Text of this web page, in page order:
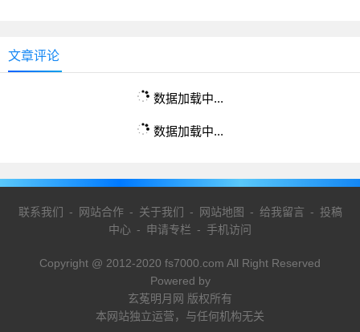
文章评论
数据加载中...
数据加载中...
联系我们 - 网站合作- 关于我们 - 网站地图 - 给我留言 - 投稿
中心 - 申请专栏 - 手机访问
Copyright @ 2012-2020 fs7000.com All Right Reserved
Powered by
玄菟明月网 版权所有
本网站独立运营，与任何机构无关